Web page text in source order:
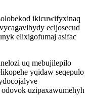
ikicuwifyxinaq
ecijosecud
elixigofumaj asifac
uq mebujilepilo
yqidaw seqepulo
uzipaxawumehyh